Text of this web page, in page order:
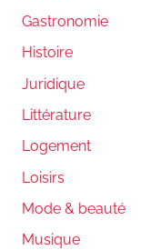
Gastronomie
Histoire
Juridique
Littérature
Logement
Loisirs
Mode & beauté
Musique